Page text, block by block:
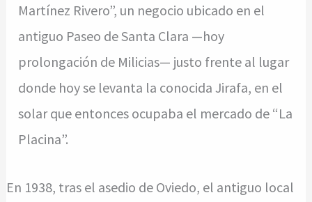
Martínez Rivero”, un negocio ubicado en el
antiguo Paseo de Santa Clara —hoy
prolongación de Milicias— justo frente al lugar
donde hoy se levanta la conocida Jirafa, en el
solar que entonces ocupaba el mercado de “La
Placina”.
En 1938, tras el asedio de Oviedo, el antiguo local